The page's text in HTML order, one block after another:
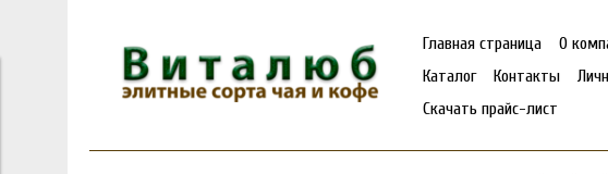
Главная страница О
Каталог
Контакты
Скачать прайс-лист